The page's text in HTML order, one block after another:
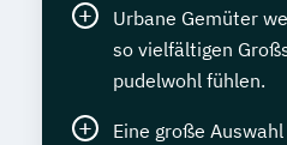
Urbane Gemüter
so vielfältigen
pudelwohl fühlen.
Eine große